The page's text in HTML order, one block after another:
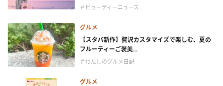
＃ビューティーニュース
グルメ
【スタバ新作】贅沢カスタマイズで楽しむ、夏の
フルーティーご褒美...
＃わたしのグルメ日記
グルメ